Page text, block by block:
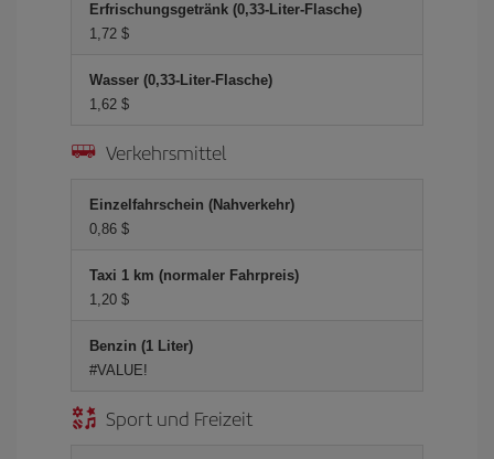
Erfrischungsgetränk (0,33-Liter-Flasche)
1,72 $
Wasser (0,33-Liter-Flasche)
1,62 $
Verkehrsmittel
Einzelfahrschein (Nahverkehr)
0,86 $
Taxi 1 km (normaler Fahrpreis)
1,20 $
Benzin (1 Liter)
#VALUE!
Sport und Freizeit